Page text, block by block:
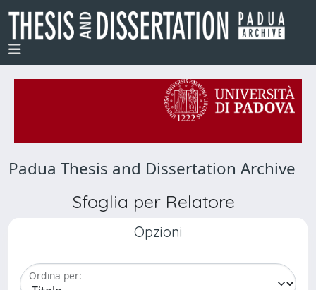
Padua Thesis and Dissertation Archive
Sfoglia per Relatore
Opzioni
Ordina per: